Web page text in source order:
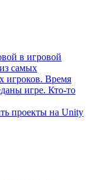
в игровой
самых
игроков. Время
игре. Кто-то
проекты на Unity